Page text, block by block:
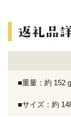
■重量：約 152 g
■サイズ：約